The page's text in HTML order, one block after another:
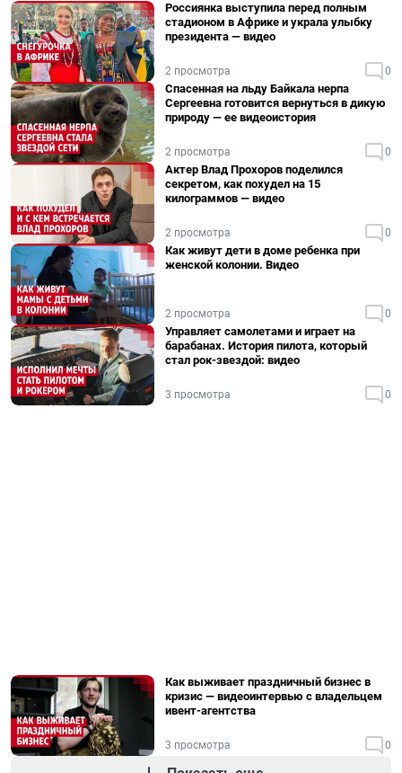
Россиянка выступила перед полным
стадионом в Африке и украла улыбку
президента — видео
2 просмотра 0
Спасенная на льду Байкала нерпа
Сергеевна готовится вернуться в дикую
природу — ее видеоистория
2 просмотра 0
Актер Влад Прохоров поделился
секретом, как похудел на 15
килограммов — видео
2 просмотра 0
Как живут дети в доме ребенка при
женской колонии. Видео
2 просмотра 0
Управляет самолетами и играет на
барабанах. История пилота, который
стал рок-звездой: видео
3 просмотра 0
Как выживает праздничный бизнес в
кризис — видеоинтервью с владельцем
ивент-агентства
3 просмотра 0